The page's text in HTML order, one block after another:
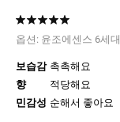
옵션: 윤조에센스 6세
보습감 촉촉해요
향
적당해요
민감성 순해서 좋아요